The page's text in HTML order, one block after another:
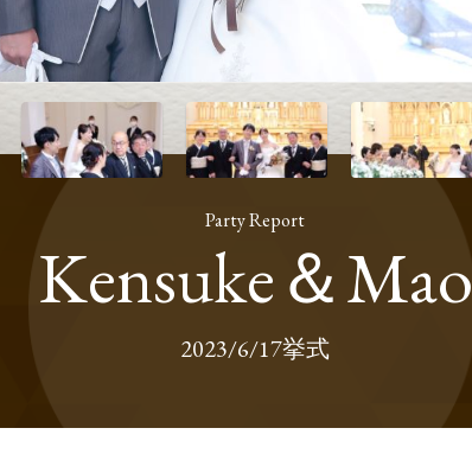
Party Report
Kensuke＆Mao
2023/6/17挙式